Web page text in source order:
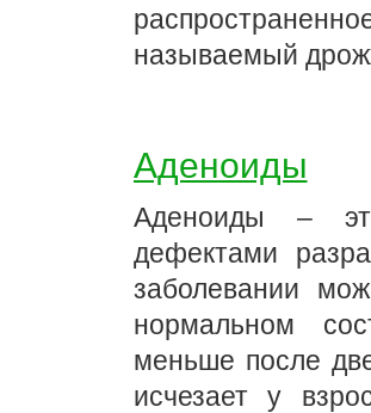
называемый
Аденоиды
Аденоиды –
дефектами
заболевании
нормальном
меньше после
исчезает у